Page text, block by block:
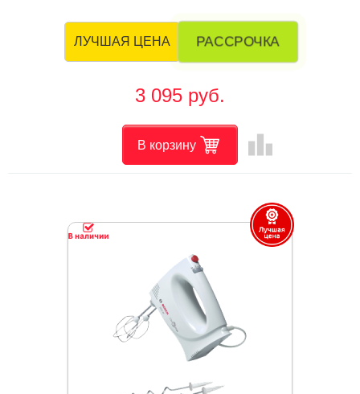
ЛУЧШАЯ ЦЕНА РАССРОЧКА
3 095 руб.
В корзину leaderboard